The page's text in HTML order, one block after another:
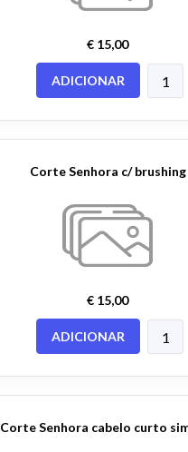
€ 15,00
ADICIONAR
Corte Senhora c/ brushing
€ 15,00
ADICIONAR
Corte Senhora cabelo curto